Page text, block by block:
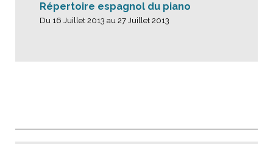
Répertoire espagnol du piano
Du 16 Juillet 2013 au 27 Juillet 2013